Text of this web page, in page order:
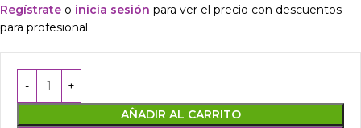
Regístrate o inicia sesión para ver el precio con descuentos
para profesional.
AÑADIR AL CARRITO